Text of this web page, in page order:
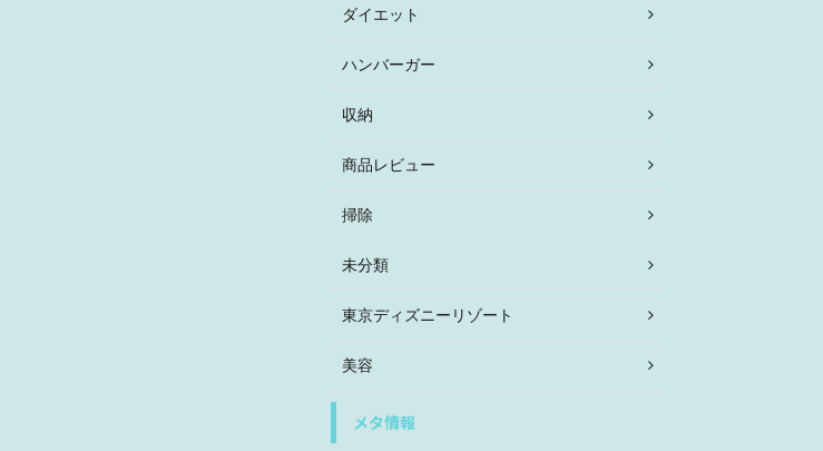
ダイエット
ハンバーガー
収納
商品レビュー
掃除
未分類
東京ディズニーリゾート
美容
メタ情報